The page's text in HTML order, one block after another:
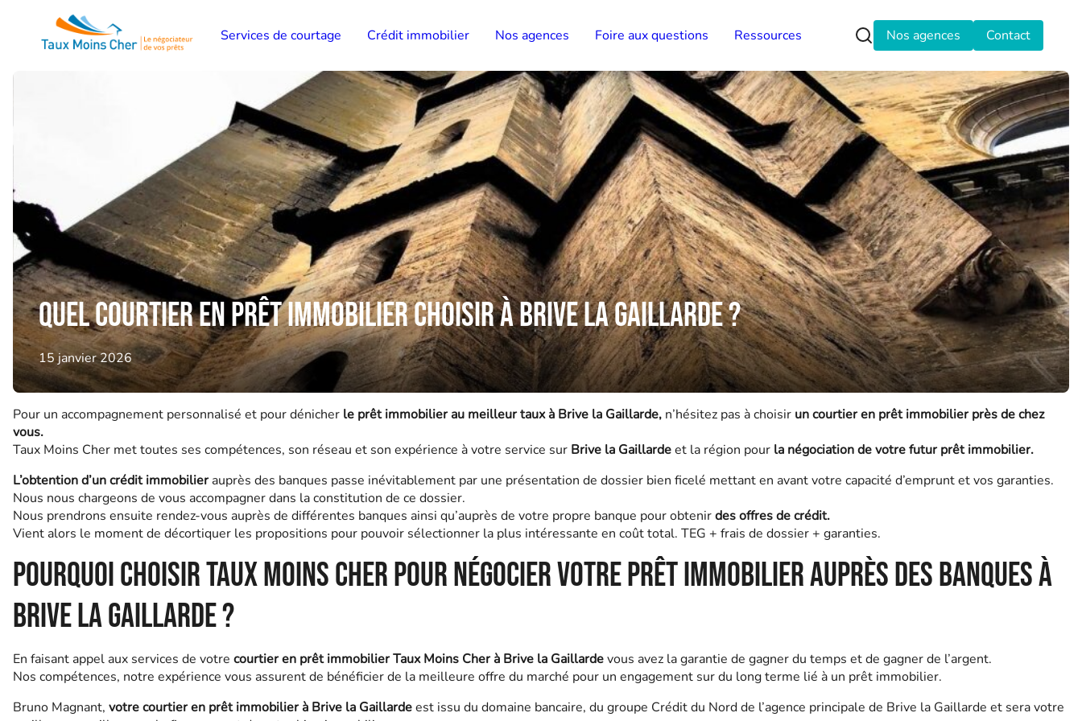
Services de courtage Crédit immobilier Nos agences Foire aux questions Ressources Nos agences Contact
quel courtier en prêt immobilier choisir à Brive la Gaillarde ?
15 janvier 2026
Pour un accompagnement personnalisé et pour dénicher le prêt immobilier au meilleur taux à Brive la Gaillarde, n’hésitez pas à choisir un courtier en prêt immobilier près de chez
vous.
Taux Moins Cher met toutes ses compétences, son réseau et son expérience à votre service sur Brive la Gaillardeet la région pour la négociation de votre futur prêt immobilier.
L’obtention d’un crédit immobilierauprès des banques passe inévitablement par une présentation de dossier bien ficelé mettant en avant votre capacité d’emprunt et vos garanties.
Nous nous chargeons de vous accompagner dans la constitution de ce dossier.
Nous prendrons ensuite rendez-vous auprès de différentes banques ainsi qu’auprès de votre propre banque pour obtenirdes offres de crédit.
Vient alors le moment de décortiquer les propositions pour pouvoir sélectionner la plus intéressante en coût total. TEG + frais de dossier + garanties.
Pourquoi choisir Taux Moins Cher pour négocier votre prêt immobilier auprès des banques à
Brive la Gaillarde ?
En faisant appel aux services de votre courtier en prêt immobilier Taux Moins Cher à Brive la Gaillardevous avez la garantie de gagner du temps et de gagner de l’argent.
Nos compétences, notre expérience vous assurent de bénéficier de la meilleure offre du marché pour un engagement sur du long terme lié à un prêt immobilier.
Bruno Magnant, votre courtier en prêt immobilier à Brive la Gaillardeest issu du domaine bancaire, du groupe Crédit du Nord de l’agence principale de Brive la Gaillarde et sera votre